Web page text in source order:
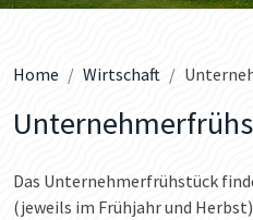
Home Wirtschaft
Das Unternehmerfrühstück
(jeweils im Frühjahr und